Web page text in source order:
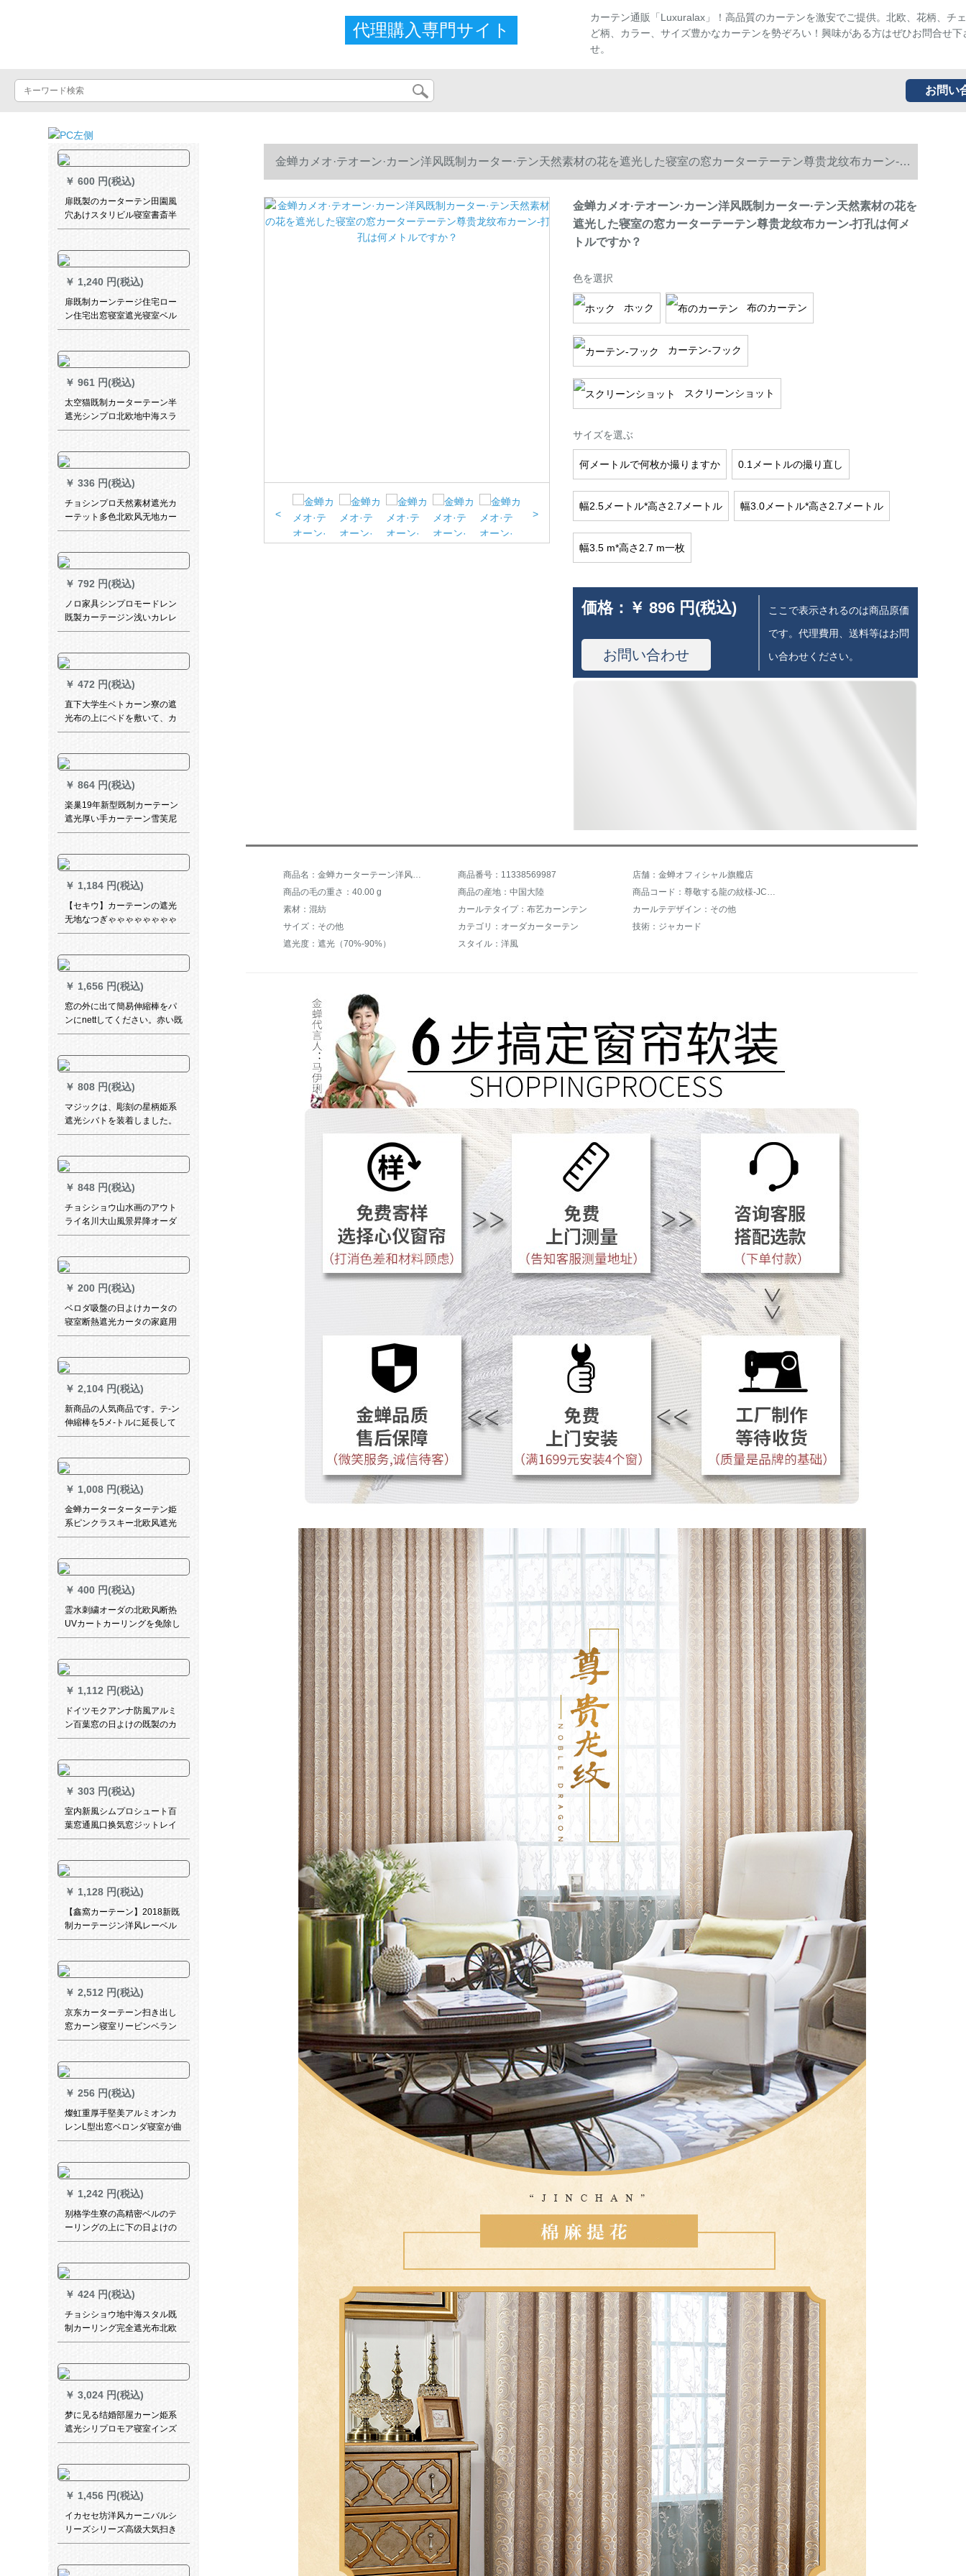
代理購入専門サイト
カーテン通販「Luxuralax」！高品質のカーテンを激安でご提供。北欧、花柄、チ
ど柄、カラー、サイズ豊かなカーテンを勢ぞろい！興味がある方はぜひお問合せ下
せ。
お問い
￥ 600 円(税込)
扉既製のカーターテン田園風
穴あけスタリビル寝室書斎半
遮光布の短いカーターターテ
ングリング
￥ 1,240 円(税込)
扉既制カーンテージ住宅ロー
ン住宅出窓寝室遮光寝室ベル
ン生の星粉幅3.5メトルトルト
￥ 961 円(税込)
太空猫既制カーターテーン半
遮光シンプロ北欧地中海スラ
イプカーリング寝室书房出窓
ティック1メトルドールダンカ
ーン価格
￥ 336 円(税込)
チョシンプロ天然素材遮光カ
ーテット多色北欧风无地カー
ターテテンン木の叶寝室レカ
无料フーク加工、打孔毎メー
ルトラスト10元
￥ 792 円(税込)
ノロ家具シンプロモードレン
既製カーテージン浅いカレレ
色の遮光会議室オレフィン寝
カテルテルテル色布普通連結
モデル幅2 m*高2.5 m/1片
￥ 472 円(税込)
直下大学生ベトカーン寮の遮
光布の上にベドを敷いて、カ
ーターテの下の段のレン城壁
長い2 Mの二錠のレンの高さ
1.2メトトはルトンを指す。
￥ 864 円(税込)
楽巢19年新型既制カーテーン
遮光厚い手カーテーン雪芙尼
混紡シンプルモダーン无地縦
ーダリングカーテーンオス顿
光恋人-ins縦つづり-75%遮光1
メートル幅価格(サイズオーダ
カーテージコンタクトサービ
ス)
￥ 1,184 円(税込)
【セキウ】カーテーンの遮光
无地なつぎゃゃゃゃゃゃゃゃ
ゃゃゃゃゃゃゃゃゃゃゃゃゃ
手北欧つづち色リング寝室オ
ーケーホールの扫き出し窓カ
ーテーテーオウーダレァァァ
ァーダーダーメトの幅は1
m*2.7 mです。
￥ 1,656 円(税込)
窓の外に出て簡易伸縮棒をパ
ンにnettしてください。赤い既
制カーターテ`ジ`ジはレンター
ルの叶幅が2.0 X高い1.8【Cリ
ングの双开式】
￥ 808 円(税込)
マジックは、彫刻の星柄姫系
遮光シバトを装着しました。
寝室のレンタムの遮光布にレ-
￥ 848 円(税込)
チョシショウ山水画のアウト
ライ名川大山風景昇降オーダ
ダテーンの個性的なイラスト
電气的カーテーン完全遮光生
地毎平方オーダテにお聞きし
ます。
￥ 200 円(税込)
ベロダ吸盤の日よけカータの
寝室断熱遮光カータの家庭用
アフィ伸縮UVカーターのレイ
cm
￥ 2,104 円(税込)
新商品の人気商品です。テ-ン
伸縮棒を5メ-トルに延長して
ください。クレーなのです。
アン寝室の窓からシリーバの
簡易軌道4メトルの白い棒を適
用します。壁から367-417 cm
を20ラウンドで送ります。
￥ 1,008 円(税込)
金蝉カーターターターテン姫
系ピンクラスキー北欧风遮光
寝室扫き出し窓リビグ出窓既
ズ-ピンク1メート使用料格(无
料フーク加工)は何ですか？
￥ 400 円(税込)
霊水刺繍オーダの北欧风断热
UVカートカーリングを免除し
ます。
￥ 1,112 円(税込)
ドイツモクアンナ防風アルミ
ン百葉窓の日よけの既製のカ
ーンテオン·ファ·寝室リビデン
ダーダーダーダーダーダー
￥ 303 円(税込)
室内新風シムプロシュート百
葉窓通風口换気窓ジットレイ
ンのドアの壁の重用パネ
￥ 1,128 円(税込)
【鑫窩カーテーン】2018新既
制カーテージン洋风レーベル
ビグン寝室全物理遮光防風保
ングバックカラー布（改高可
能）幅3 m*高さ2.7 m打穴款
￥ 2,512 円(税込)
京东カーターテーン扫き出し
窓カーン寝室リービンベラン
ダー既製カーターテーン遮光
インシリーズシリーズシリー
ズシリーズシリーズシリーズ
シリーズシリーズシリーズ3.5
打孔麻洗いコースト混紡レイ
ンレインレインシリーズシリ
カーン一面）
￥ 256 円(税込)
燦虹重厚手堅美アルミオンカ
レンL型出窓ベロンダ寝室が曲
折可能なアーチ状のカーーン
の静音土豪ゴルドモアノレが
装着されています。
￥ 1,242 円(税込)
别格学生寮の高精密ベルのテ
ーリングの上に下の日よけの
布団を敷いて、男女生の黒高
+顶
￥ 424 円(税込)
チョシショウ地中海スタル既
制カーリング完全遮光布北欧
カーン天然素材モダシンプ寝
デルモデルモデルモデルモデ
ルモデルモデルモデルモデル
フリーフリーフリーフリーフ
リーフリーフリー加工、打孔
毎メールショップ10元
￥ 3,024 円(税込)
梦に见る结婚部屋カーン姫系
遮光シリプロモア寝室インズ
风网红制カーリングスタスタ
スタースタースタースタース
ター3 m幅X 2.8 m高对打孔
（可改短）
￥ 1,456 円(税込)
イカセセ坊洋风カーニバルシ
リーズシリーズ高级大気扫き
窓寝室简欧遮光UVカーターテ
カーリングリングリングカー
金蝉カメオ·テオーン·カーン洋风既制カーター·テン天然素材の花を遮光した寝室の窓カーターテーテン尊贵龙纹布カーン-打
孔は何メトルですか？
< >
金蝉カメオ·テオーン·カーン洋风既制カーター·テン天然素材の花を
遮光した寝室の窓カーターテーテン尊贵龙纹布カーン-打孔は何メ
トルですか？
色を選択
ホック 布のカーテン
カーテン-フック
スクリーンショット
サイズを選ぶ
何メートルで何枚か撮りますか 0.1メートルの撮り直し
幅2.5メートル*高さ2.7メートル 幅3.0メートル*高さ2.7メートル
幅3.5 m*高さ2.7 m一枚
価格： ￥ 896 円(税込)
お問い合わせ
ここで表示されるのは商品原価
です。代理費用、送料等はお問
い合わせください。
商品名：金蝉カーターテーン洋风既制カーテーン天然素材のティファ遮光寝室の窓カーターテーン尊龙纹布カーン-打孔は何メートルで何枚か撮ります。 商品番号：11338569987
店舗：金蝉オフィシャル旗艦店
商品の毛の重さ：40.00 g
商品の産地：中国大陸
商品コード：尊敬する龍の紋様-JC-2332-27午後の日光の紗
素材：混紡
カールテタイプ：布艺カーンテン
カールテデザイン：その他
サイズ：その他
カテゴリ：オーダカーターテン
技術：ジャカード
遮光度：遮光（70%-90%）
スタイル：洋風